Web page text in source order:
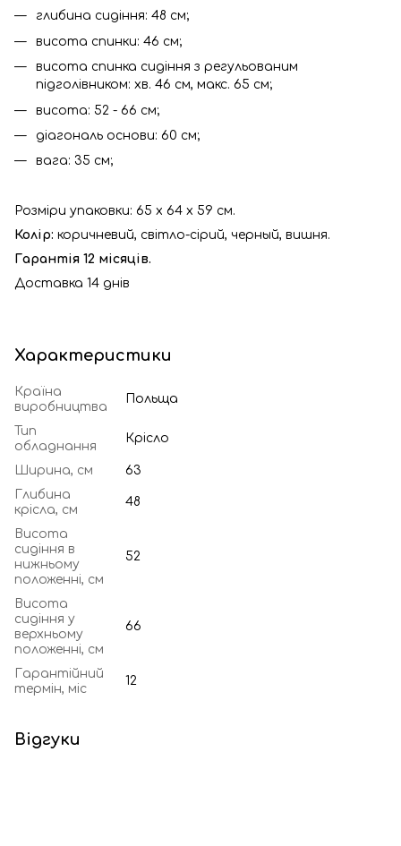
глибина сидіння: 48 см;
висота спинки: 46 см;
висота спинка сидіння з регульованим
підголівником: хв. 46 см, макс. 65 см;
висота: 52 - 66 см;
діагональ основи: 60 см;
вага: 35 см;
Розміри упаковки: 65 x 64 x 59 см.
Колір: коричневий, світло-сірий, черный, вишня.
Гарантія 12 місяців.
Доставка 14 днів
Характеристики
Країна
виробництва
Польща
Тип
обладнання
Крісло
Ширина, см
63
Глибина
крісла, см
48
Висота
сидіння в
нижньому
положенні, см
52
Висота
сидіння у
верхньому
положенні, см
66
Гарантійний
термін, міс
12
Відгуки